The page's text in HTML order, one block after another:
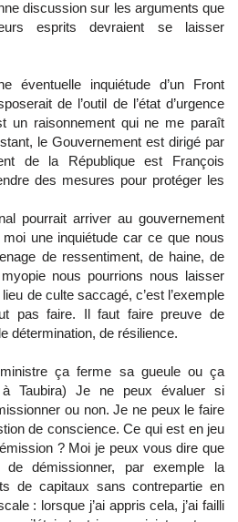
discussion sur les arguments que
esprits devraient se laisser
éventuelle inquiétude d’un Front
de l’outil de l’état d’urgence
un raisonnement qui ne me paraît
le Gouvernement est dirigé par
de la République est François
des mesures pour protéger les
pourrait arriver au gouvernement
une inquiétude car ce que nous
de ressentiment, de haine, de
nous pourrions nous laisser
de culte saccagé, c’est l’exemple
pas faire. Il faut faire preuve de
détermination, de résilience.
ça ferme sa gueule ou ça
à Taubira) Je ne peux évaluer si
ou non. Je ne peux le faire
de conscience. Ce qui est en jeu
? Moi je peux vous dire que
de démissionner, par exemple la
de capitaux sans contrepartie en
: lorsque j’ai appris cela, j’ai failli